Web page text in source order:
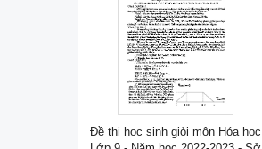
Đề thi học sinh giỏi môn Hóa học